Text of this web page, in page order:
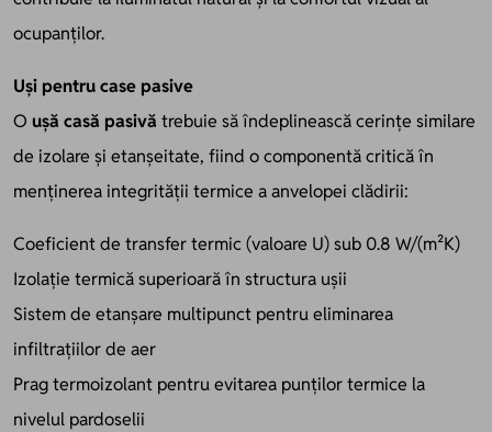
ocupanților.
Uși pentru case pasive
O ușă casă pasivă trebuie să îndeplinească cerințe similare
de izolare și etanșeitate, fiind o componentă critică în
menținerea integrității termice a anvelopei clădirii:
Coeficient de transfer termic (valoare U) sub 0.8 W/(m²K)
Izolație termică superioară în structura ușii
Sistem de etanșare multipunct pentru eliminarea
infiltrațiilor de aer
Prag termoizolant pentru evitarea punților termice la
nivelul pardoselii